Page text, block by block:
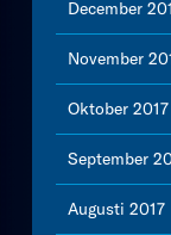
December
November
Oktober 2017
September
Augusti 2017